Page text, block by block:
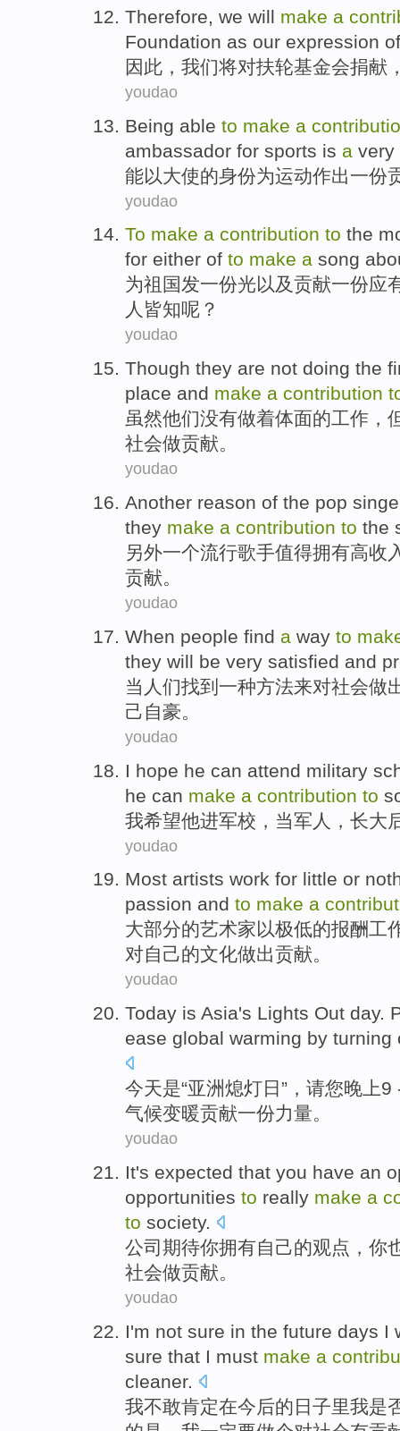
Therefore, we will make a
Foundation as our expression
因此 ， 我们将对扶轮基金会捐献
youdao
Being able to make a
ambassador for sports is a very
能以大使的身份为运动作出一份
youdao
To make a contribution to the
for either of to make a song
为祖国发一份光以及贡献一份应
人皆知呢 ？
youdao
Though they are not doing the
place and make a contribution
虽然他们没有做着体面的工作 ，
社会做贡献。
youdao
Another reason of the pop
they make a contribution to the
另外一个流行歌手值得拥有高收
贡献。
youdao
When people find a way to
they will be very satisfied and
当 人们找到 一种方法来对社会做
己自豪。
youdao
I hope he can attend military
he can make a contribution to
我希望他进军校 ， 当军人 ， 长大
youdao
Most artists work for little or
passion and to make a
大部分的艺术家以极低的报酬工
对自己的文化做出贡献。
youdao
Today is Asia's Lights Out day.
ease global warming by turning
今天是“亚洲熄灯日”， 请您晚上9
气候变暖贡献一份力量。
youdao
It's expected that you have an
opportunities to really make a
to society.
公司 期待你拥有自己的观点 ，你
社会做贡献。
youdao
I'm not sure in the future days I
sure that I must make a
cleaner.
我不敢肯定在今后的 日子里我是